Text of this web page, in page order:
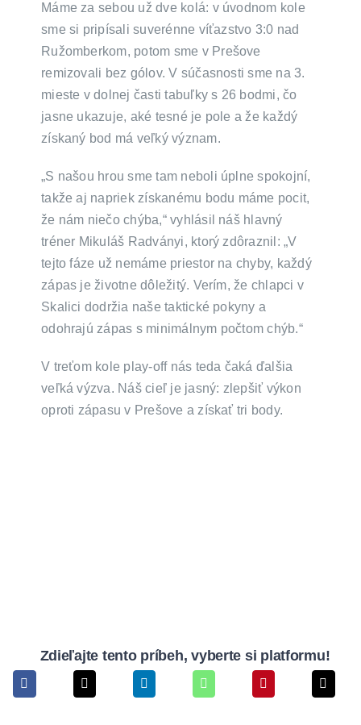
Máme za sebou už dve kolá: v úvodnom kole
sme si pripísali suverénne víťazstvo 3:0 nad
Ružomberkom, potom sme v Prešove
remizovali bez gólov. V súčasnosti sme na 3.
mieste v dolnej časti tabuľky s 26 bodmi, čo
jasne ukazuje, aké tesné je pole a že každý
získaný bod má veľký význam.
„S našou hrou sme tam neboli úplne spokojní,
takže aj napriek získanému bodu máme pocit,
že nám niečo chýba,“ vyhlásil náš hlavný
tréner Mikuláš Radványi, ktorý zdôraznil: „V
tejto fáze už nemáme priestor na chyby, každý
zápas je životne dôležitý. Verím, že chlapci v
Skalici dodržia naše taktické pokyny a
odohrajú zápas s minimálnym počtom chýb.“
V treťom kole play-off nás teda čaká ďalšia
veľká výzva. Náš cieľ je jasný: zlepšiť výkon
oproti zápasu v Prešove a získať tri body.
Zdieľajte tento príbeh, vyberte si platformu!